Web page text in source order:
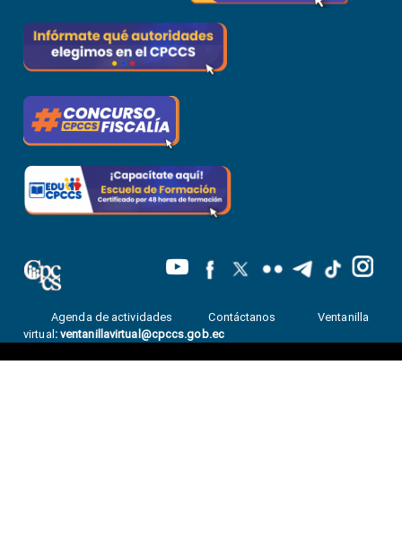
Agenda de actividades Contáctanos
Ventanilla
virtual : ventanillavirtual@cpccs.gob.ec